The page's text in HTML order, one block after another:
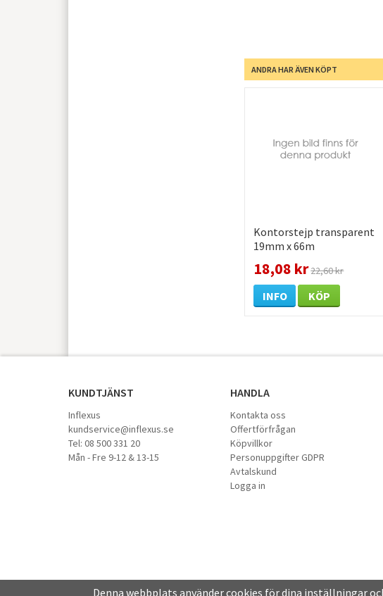
ANDRA HAR ÄVEN KÖPT
Kontorstejp transparent
19mm x 66m
18,08 kr22,60 kr
INFO KÖP
KUNDTJÄNST
Inflexus
kundservice@inflexus.se
Tel: 08 500 331 20
Mån - Fre 9-12 & 13-15
HANDLA
Kontakta oss
Offertförfrågan
Köpvillkor
Personuppgifter GDPR
Avtalskund
Logga in
Denna webbplats använder cookies för dina inställningar